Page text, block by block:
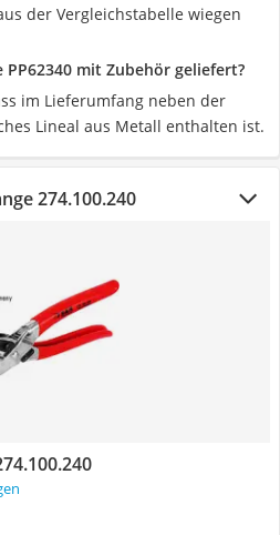
der Vergleichstabelle wiegen
mit Zubehör geliefert?
im Lieferumfang neben der
Lineal aus Metall enthalten ist.
274.100.240